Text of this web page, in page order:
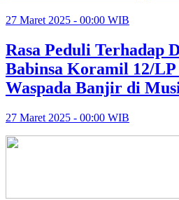
27 Maret 2025 - 00:00 WIB
Rasa Peduli Terhadap
Babinsa Koramil 12/
Waspada Banjir di
27 Maret 2025 - 00:00 WIB